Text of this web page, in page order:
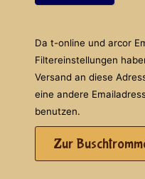
Da t-online und arcor
Filtereinstellungen
Versand an diese
eine andere
benutzen.
Zur